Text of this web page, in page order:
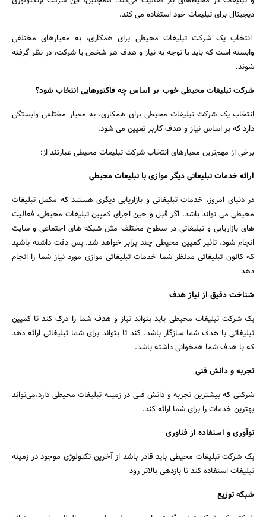
دیجیتال برای تبلیغات خود استفاده می کند.
انتخاب یک شرکت تبلیغات محیطی برای همکاری، به معیارهای مختلفی
وابسته است که باید با توجه به نیاز و هدف هر شخص یا شرکت، در نظر گرفته
شوند.
شرکت تبلیغات محیطی خوب بر اساس چه فاکتورهایی انتخاب شود؟
انتخاب یک شرکت تبلیغات محیطی برای همکاری، به معیار مختلفی وابستگی
دارد که بر اساس نیاز و هدف کاربر تعیین می شود.
برخی از مهم‌ترین معیارهای انتخاب شرکت تبلیغات محیطی عبارتند از:
ارائه خدمات تبلیغاتی دیگر موازی با تبلیغات محیطی
در دنیای امروز، خدمات تبلیغاتی و بازاریابی دیگری هستند که مکمل تبلیغات
محیطی می تواند باشد. اگر قبل و حین اجرای کمپین تبلیغات محیطی، فعالیت
های بازاریابی و تبلیغاتی در سطوح مختلف مثل شبکه های اجتماعی و سایت
انجام شود، تاثیر کمپین محیطی چند برابر خواهد شد. پس دقت داشته باشید
که کانون تبلیغاتی مدنظر شما خدمات تبلیغاتی موازی مورد نیاز شما را انجام
دهد
شناخت دقیق از نیاز هدف
یک شرکت تبلیغات محیطی باید بتواند نیاز و هدف شما را درک کند تا کمپین
تبلیغاتی با هدف شما سازگار باشد. کند تا بتواند برای شما تبلیغاتی ارائه دهد
که با هدف شما همخوانی داشته باشد.
تجربه و دانش فنی
شرکتی که بیشترین تجربه و دانش فنی در زمینه تبلیغات محیطی دارد،می‌تواند
بهترین خدمات را برای شما ارائه کند.
نوآوری و استفاده از فناوری
یک شرکت تبلیغات محیطی باید قادر باشد از آخرین تکنولوژی‌ موجود در زمینه
تبلیغات استفاده کند تا بازدهی بالاتر رود
شبکه توزیع